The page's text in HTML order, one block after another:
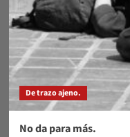
De trazo ajeno.
No da para más.